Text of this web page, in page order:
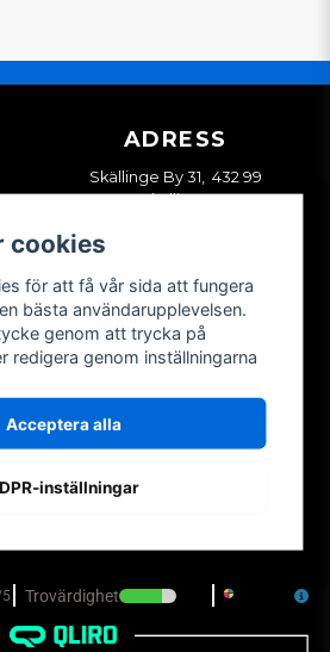
ADRESS
Skällinge By 31, 432 99
Skällinge
MITT KONTO
Skapa konto
cookies
för att få vår sida att fungera
bästa användarupplevelsen.
genom att trycka på
redigera genom inställningarna
Acceptera alla
inställningar